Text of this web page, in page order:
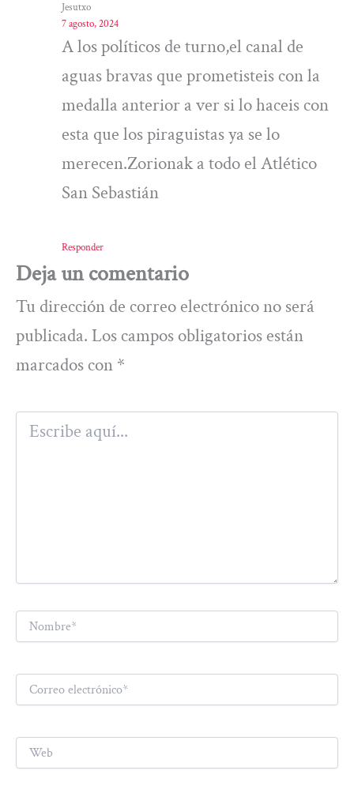
Jesutxo
7 agosto, 2024
A los políticos de turno,el canal de
aguas bravas que prometisteis con la
medalla anterior a ver si lo haceis con
esta que los piraguistas ya se lo
merecen.Zorionak a todo el Atlético
San Sebastián
Responder
Deja un comentario
Tu dirección de correo electrónico no será
publicada. Los campos obligatorios están
marcados con *
Escribe
aquí...
Nombre*
Correo
electrónico*
Web